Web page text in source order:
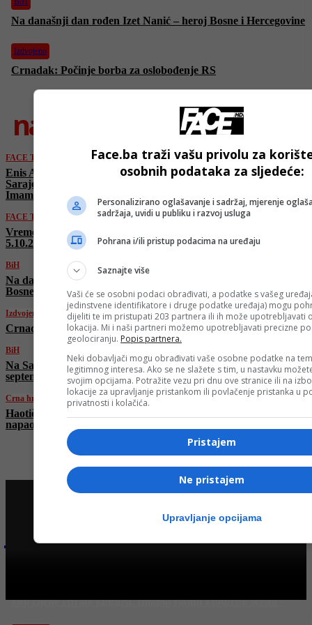
Na današnji dan rođen Izet Nanić – heroj Bosne i Hercegovine
Izdvojeno
Crnadak: Počinje borba za oslobođenje RS
najnovije
FACE TV
Enis Avdić: “Sarajevo je položilo ispit!
Sarajevo ima ljude koji cijene i prate kulturu.
Imamo sjajnu kulturnu scenu”
FACE TV
Vremenska prognoza by Haris Babić za 4.10. i
5.10.2025.
BiH
Na današnji dan rođen Izet Nanić – heroj
Bosne i Hercegovine
Izdvojeno
Crnadak: Počinje borba za oslobođenje RS
BiH
Na Sarajevskoj berzi ukupan promet u
septembru veći od dva miliona KM
Crna hronika
Haotična scena u Doboju: Vozač “fijata”
napao policajca i bio pozitivan na amfetamin
Najnovije na Face TV
koji cijene i prate kulturu. Imamo sjajnu kulturnu scenu”
Face.ba traži vašu privolu za
osobnih podataka za sljedeće:
Personalizirano oglašavanje i sadržaj, mjerenje
sadržaja, uvidi u publiku i razvoj usluga
Pohrana i/ili pristup podacima na uređaju
Saznajte više
Vaši će se osobni podaci obrađivati, a podatke s vašeg
jedinstvene identifikatore i druge podatke uređaja) mogu
dijeliti te im pristupati 203 partnera ili ih može upotrebljavati
lokacija. Mi i naši partneri možemo upotrebljavati precizne
geolociranju. Popis partnera.
Neki dobavljači mogu obrađivati vaše osobne podatke na
legitimnog interesa. Ako se ne slažete s tim, u nastavku
svojim opcijama. Potražite vezu pri dnu ove stranice ili na
lokacije za upravljanje pristankom ili povlačenje pristanka u
privatnosti i kolačića.
Pristajem
Ne pristajem
Upravljanje opcijama